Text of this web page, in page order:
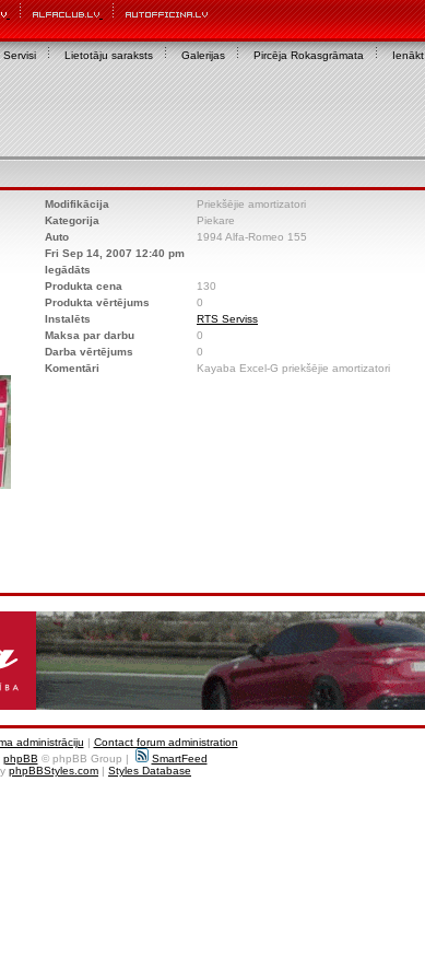
Servisi Lietotāju saraksts Galerijas Pircēja Rokasgrāmata Ienākt
Modifikācija
Priekšējie amortizatori
Kategorija
Piekare
Auto
1994 Alfa-Romeo 155
Fri Sep 14, 2007 12:40 pm
Iegādāts
Produkta cena
130
Produkta vērtējums
0
Instalēts
RTS Serviss
Maksa par darbu
0
Darba vērtējums
0
Komentāri
Kayaba Excel-G priekšējie amortizatori
administrāciju | Contact forum administration
phpBB © phpBB Group |
SmartFeed
phpBBStyles.com | Styles Database